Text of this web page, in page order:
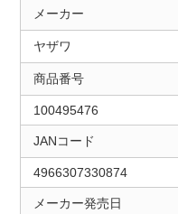
メーカー
ヤザワ
商品番号
100495476
JANコード
4966307330874
メーカー発売日